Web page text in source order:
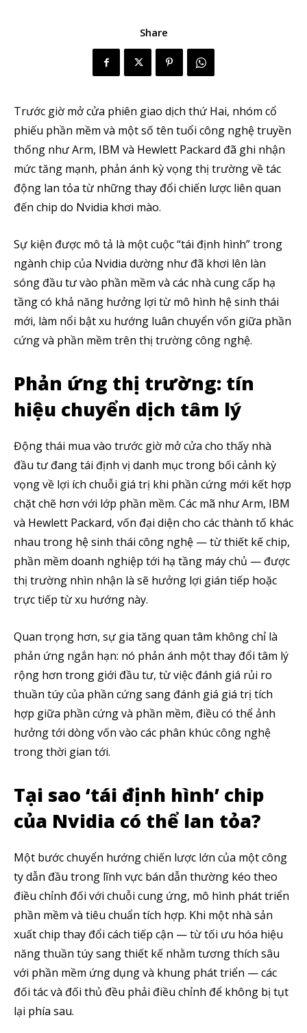
Share
Trước giờ mở cửa phiên giao dịch thứ Hai, nhóm cổ
phiếu phần mềm và một số tên tuổi công nghệ truyền
thống như Arm, IBM và Hewlett Packard đã ghi nhận
mức tăng mạnh, phản ánh kỳ vọng thị trường về tác
động lan tỏa từ những thay đổi chiến lược liên quan
đến chip do Nvidia khơi mào.
Sự kiện được mô tả là một cuộc “tái định hình” trong
ngành chip của Nvidia dường như đã khơi lên làn
sóng đầu tư vào phần mềm và các nhà cung cấp hạ
tầng có khả năng hưởng lợi từ mô hình hệ sinh thái
mới, làm nổi bật xu hướng luân chuyển vốn giữa phần
cứng và phần mềm trên thị trường công nghệ.
Phản ứng thị trường: tín
hiệu chuyển dịch tâm lý
Động thái mua vào trước giờ mở cửa cho thấy nhà
đầu tư đang tái định vị danh mục trong bối cảnh kỳ
vọng về lợi ích chuỗi giá trị khi phần cứng mới kết hợp
chặt chẽ hơn với lớp phần mềm. Các mã như Arm, IBM
và Hewlett Packard, vốn đại diện cho các thành tố khác
nhau trong hệ sinh thái công nghệ — từ thiết kế chip,
phần mềm doanh nghiệp tới hạ tầng máy chủ — được
thị trường nhìn nhận là sẽ hưởng lợi gián tiếp hoặc
trực tiếp từ xu hướng này.
Quan trọng hơn, sự gia tăng quan tâm không chỉ là
phản ứng ngắn hạn: nó phản ánh một thay đổi tâm lý
rộng hơn trong giới đầu tư, từ việc đánh giá rủi ro
thuần túy của phần cứng sang đánh giá giá trị tích
hợp giữa phần cứng và phần mềm, điều có thể ảnh
hưởng tới dòng vốn vào các phân khúc công nghệ
trong thời gian tới.
Tại sao ‘tái định hình’ chip
của Nvidia có thể lan tỏa?
Một bước chuyển hướng chiến lược lớn của một công
ty dẫn đầu trong lĩnh vực bán dẫn thường kéo theo
điều chỉnh đối với chuỗi cung ứng, mô hình phát triển
phần mềm và tiêu chuẩn tích hợp. Khi một nhà sản
xuất chip thay đổi cách tiếp cận — từ tối ưu hóa hiệu
năng thuần túy sang thiết kế nhằm tương thích sâu
với phần mềm ứng dụng và khung phát triển — các
đối tác và đối thủ đều phải điều chỉnh để không bị tụt
lại phía sau.